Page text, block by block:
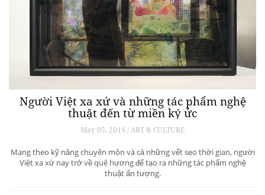
Người Việt xa xứ và những tác phẩm nghệ
thuật đến từ miền ký ức
May 05, 2019 / ART & CULTURE
Mang theo kỹ năng chuyên môn và cả những vết sẹo thời gian, người
Việt xa xứ nay trở về quê hương để tạo ra những tác phẩm nghệ
thuật ấn tượng.